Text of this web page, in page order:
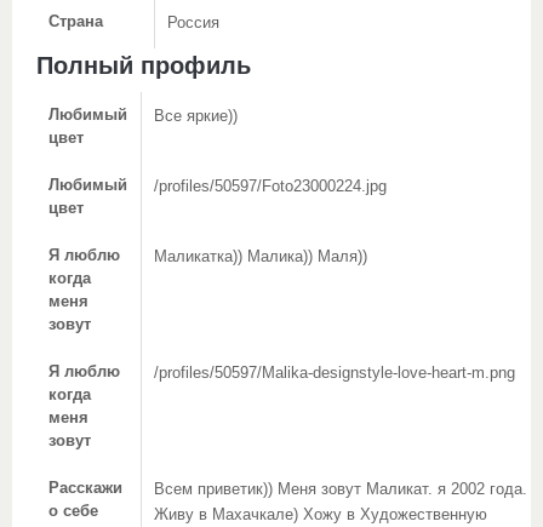
Страна Россия
Полный профиль
Любимый
цвет
Все яркие))
Любимый
цвет
/profiles/50597/Foto23000224.jpg
Я люблю
когда
меня
зовут
Маликатка)) Малика)) Маля))
Я люблю
когда
меня
зовут
/profiles/50597/Malika-designstyle-love-heart-m.png
Расскажи
о себе
Всем приветик)) Меня зовут Маликат. я 2002 года.
Живу в Махачкале) Хожу в Художественную